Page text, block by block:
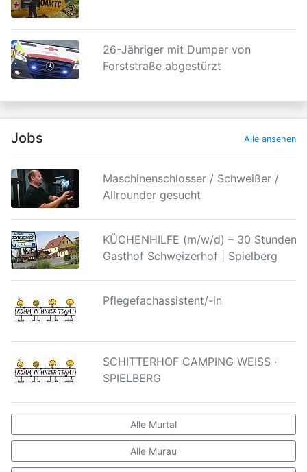
26-Jähriger mit Dumper von
Forststraße abgestürzt
Jobs Alle ansehen
Maschinenschlosser / Schweißer /
Allrounder gesucht
KÜCHENHILFE (m/w/d) – 30 Stunden |
Gasthof Schweizerhof | Spielberg
Pflegefachassistent/-in
SCHITTERHOF CAMPING WEISS ·
SPIELBERG
Alle Murtal
Alle Murau